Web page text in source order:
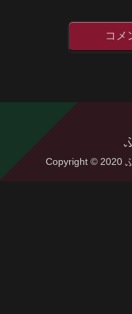
コメ
Copyright © 2020